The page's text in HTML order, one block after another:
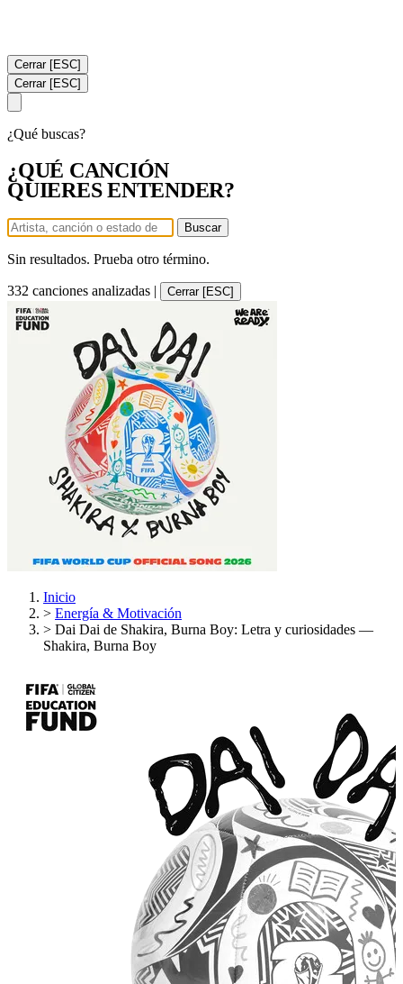
Cerrar [ESC]
Cerrar [ESC]
¿Qué buscas?
¿QUÉ CANCIÓN
QUIERES ENTENDER?
Buscar
Sin resultados. Prueba otro término.
332 canciones analizadas | Cerrar [ESC]
Inicio
> Energía & Motivación
> Dai Dai de Shakira, Burna Boy: Letra y curiosidades —
Shakira, Burna Boy